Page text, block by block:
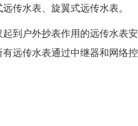
水表、旋翼式远传水表。
户外抄表作用的远传水表
远传水表通过中继器和网络